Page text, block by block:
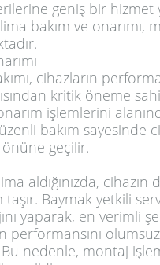
geniş bir hizmet
bakım ve onarımı,
cihazların
kritik öneme
işlemlerini
bakım sayesinde
önüne geçilir.
aldığınızda,
Baymak yetkili
yaparak, en verimli
performansını
nedenle, montaj